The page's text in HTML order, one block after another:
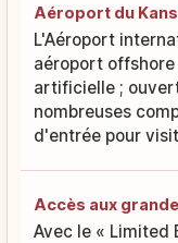
Aéroport du
L'Aéroport
aéroport
artificielle ;
nombreuses
d'entrée pour
Accès aux
Avec le « Limited